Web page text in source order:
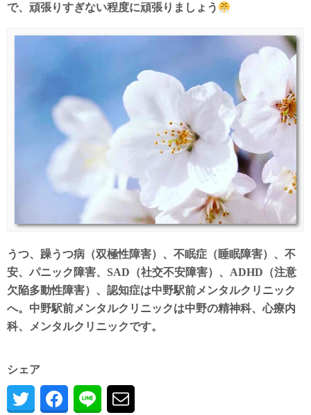
で、頑張りすぎない程度に頑張りましょう
うつ、躁うつ病（双極性障害）、不眠症（睡眠障害）、不
安、パニック障害、SAD（社交不安障害）、ADHD（注意
欠陥多動性障害）、認知症は中野駅前メンタルクリニック
へ。中野駅前メンタルクリニックは中野の精神科、心療内
科、メンタルクリニックです。
シェア